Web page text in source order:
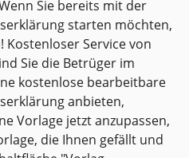
Sie bereits mit der
starten möchten,
Kostenloser Service von
Sie die Betrüger im
kostenlose bearbeitbare
anbieten,
Vorlage jetzt anzupassen,
die Ihnen gefällt und